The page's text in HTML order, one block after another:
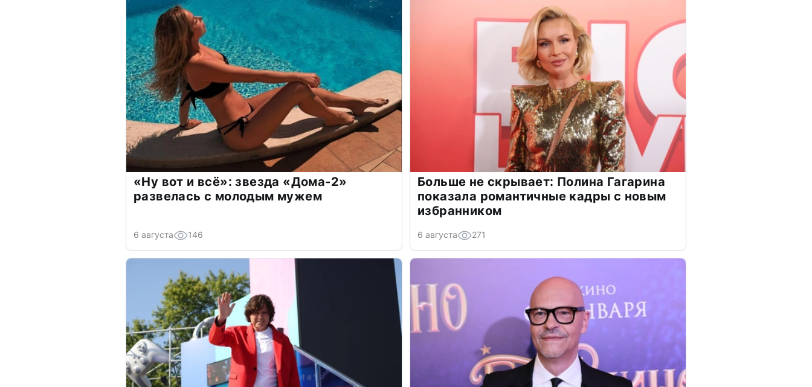
«Ну вот и всё»: звезда «Дома-2»
развелась с молодым мужем
6 августа 146
Больше не скрывает: Полина Гагарина
показала романтичные кадры с новым
избранником
6 августа 271